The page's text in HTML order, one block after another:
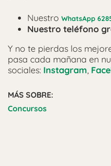
Nuestro WhatsApp
Nuestro teléfono
Y no te pierdas los
pasa cada mañana en
sociales: Instagram,
MÁS SOBRE:
Concursos